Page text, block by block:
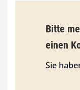
Bitte
einen
Sie